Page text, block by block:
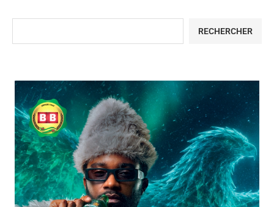
RECHERCHER